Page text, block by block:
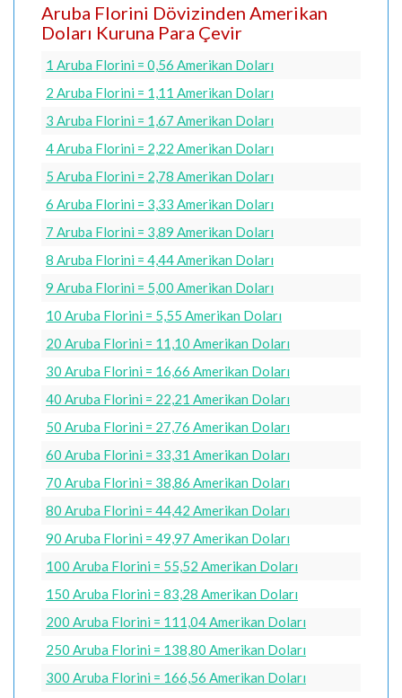
Aruba Florini Dövizinden Amerikan
Doları Kuruna Para Çevir
1 Aruba Florini = 0,56 Amerikan Doları
2 Aruba Florini = 1,11 Amerikan Doları
3 Aruba Florini = 1,67 Amerikan Doları
4 Aruba Florini = 2,22 Amerikan Doları
5 Aruba Florini = 2,78 Amerikan Doları
6 Aruba Florini = 3,33 Amerikan Doları
7 Aruba Florini = 3,89 Amerikan Doları
8 Aruba Florini = 4,44 Amerikan Doları
9 Aruba Florini = 5,00 Amerikan Doları
10 Aruba Florini = 5,55 Amerikan Doları
20 Aruba Florini = 11,10 Amerikan Doları
30 Aruba Florini = 16,66 Amerikan Doları
40 Aruba Florini = 22,21 Amerikan Doları
50 Aruba Florini = 27,76 Amerikan Doları
60 Aruba Florini = 33,31 Amerikan Doları
70 Aruba Florini = 38,86 Amerikan Doları
80 Aruba Florini = 44,42 Amerikan Doları
90 Aruba Florini = 49,97 Amerikan Doları
100 Aruba Florini = 55,52 Amerikan Doları
150 Aruba Florini = 83,28 Amerikan Doları
200 Aruba Florini = 111,04 Amerikan Doları
250 Aruba Florini = 138,80 Amerikan Doları
300 Aruba Florini = 166,56 Amerikan Doları